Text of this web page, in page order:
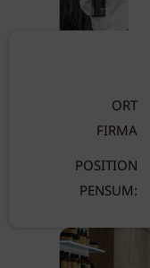
ORT
FIRMA
POSITION
PENSUM: